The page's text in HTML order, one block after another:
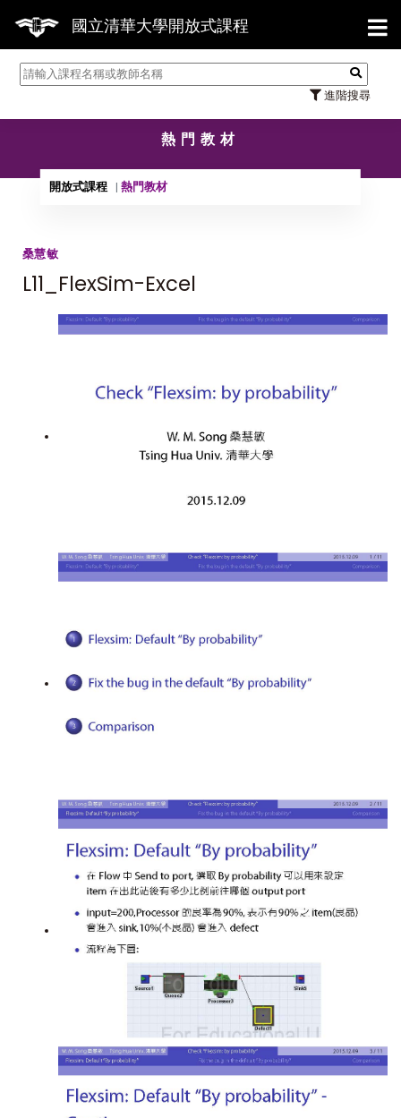
國立清華大學開放式課程
進階搜尋
【
熱門教材
開放式課程 熱門教材
桑慧敏
L11_FlexSim-Excel